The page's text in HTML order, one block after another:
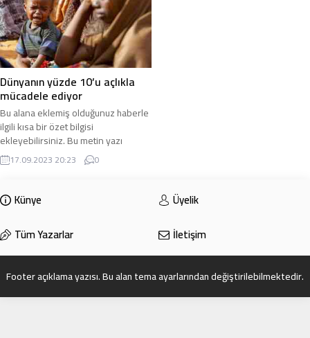
Dünyanın yüzde 10’u açlıkla
mücadele ediyor
Bu alana eklemiş olduğunuz haberle
ilgili kısa bir özet bilgisi
ekleyebilirsiniz. Bu metin yazı
düzenleme sayfasında “Özet”
bölümünden eklenebilir. Özet
olarak bu şekilde gösterilir,
eklenmemişse bu alan boş kalır.
17.09.2023 20:23 0
Künye
Üyelik
Tüm Yazarlar
İletişim
Footer açıklama yazısı. Bu alan tema ayarlarından değiştirilebilmektedir.